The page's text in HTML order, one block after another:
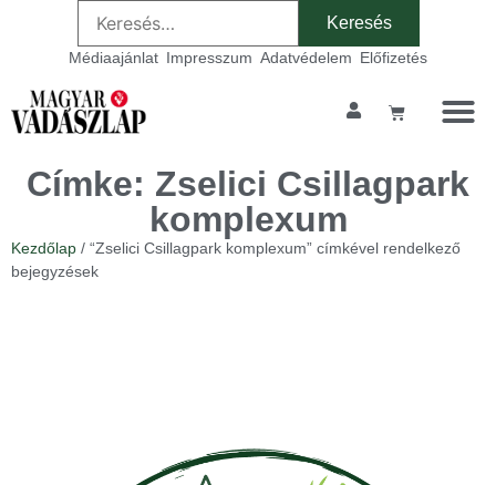
Médiaajánlat Impresszum Adatvédelem Előfizetés
Címke: Zselici Csillagpark
komplexum
Kezdőlap / “Zselici Csillagpark komplexum” címkével rendelkező
bejegyzések